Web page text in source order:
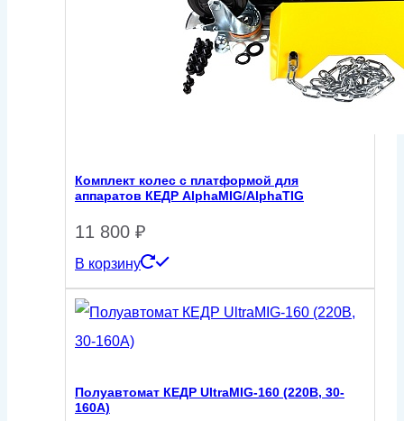
Комплект колес с платформой для
аппаратов КЕДР AlphaMIG/AlphaTIG
11 800 ₽
В корзину
Полуавтомат КЕДР UltraMIG-160 (220В, 30-
160А)